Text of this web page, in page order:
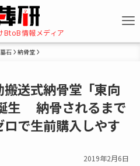
BtoB情報メディア
石 納骨堂
送式納骨堂「東向
生 納骨されるまで
で生前購入しやす
2019年2月6日